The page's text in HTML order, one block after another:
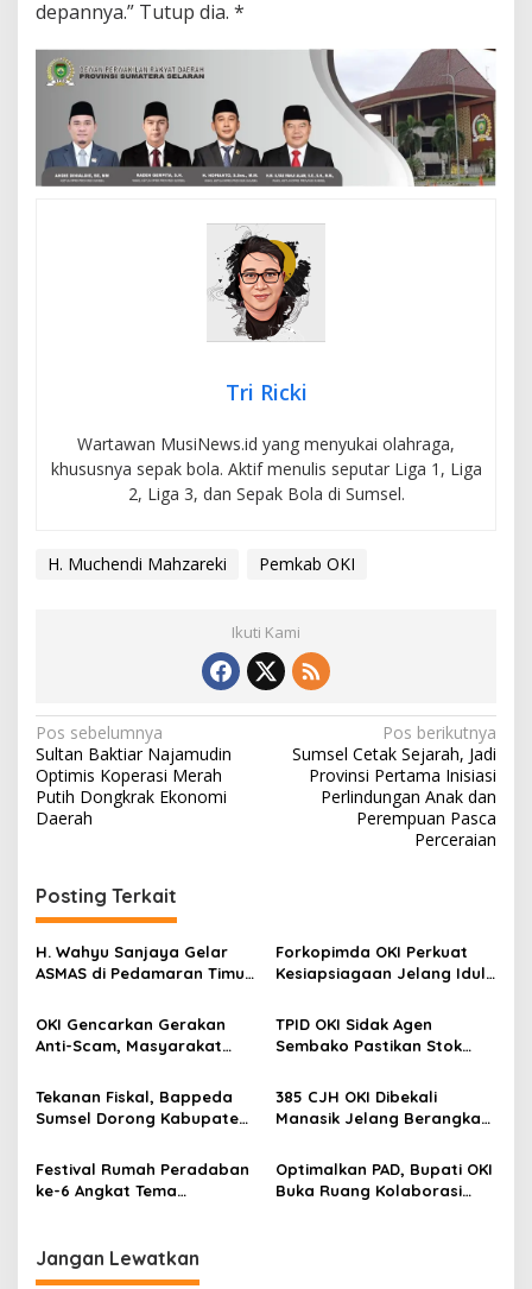
depannya.” Tutup dia. *
Tri Ricki
Wartawan MusiNews.id yang menyukai olahraga,
khususnya sepak bola. Aktif menulis seputar Liga 1, Liga
2, Liga 3, dan Sepak Bola di Sumsel.
H. Muchendi Mahzareki Pemkab OKI
Ikuti Kami
N
a
v
a
s
i
o
Pos sebelumnya
Sultan Baktiar Najamudin
Optimis Koperasi Merah
Putih Dongkrak Ekonomi
Daerah
Pos berikutnya
Sumsel Cetak Sejarah, Jadi
Provinsi Pertama Inisiasi
Perlindungan Anak dan
Perempuan Pasca
Perceraian
Posting Terkait
H. Wahyu Sanjaya Gelar
ASMAS di Pedamaran Timur,
Dasar Warga Negara
Menurut UUD NRI Tahun
Forkopimda OKI Perkuat
Kesiapsiagaan Jelang Idul
OKI Gencarkan Gerakan
Anti-Scam, Masyarakat
Siber
TPID OKI Sidak Agen
Sembako Pastikan Stok
Tekanan Fiskal, Bappeda
Sumsel Dorong Kabupaten
Pembiayaan
385 CJH OKI Dibekali
Manasik Jelang Berangkat
Festival Rumah Peradaban
ke-6 Angkat Tema
Optimalkan PAD, Bupati OKI
Buka Ruang Kolaborasi
Jangan Lewatkan